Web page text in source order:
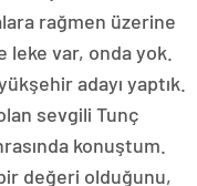
rağmen üzerine
leke var, onda yok.
adayı yaptık.
sevgili Tunç
konuştum.
değeri olduğunu,